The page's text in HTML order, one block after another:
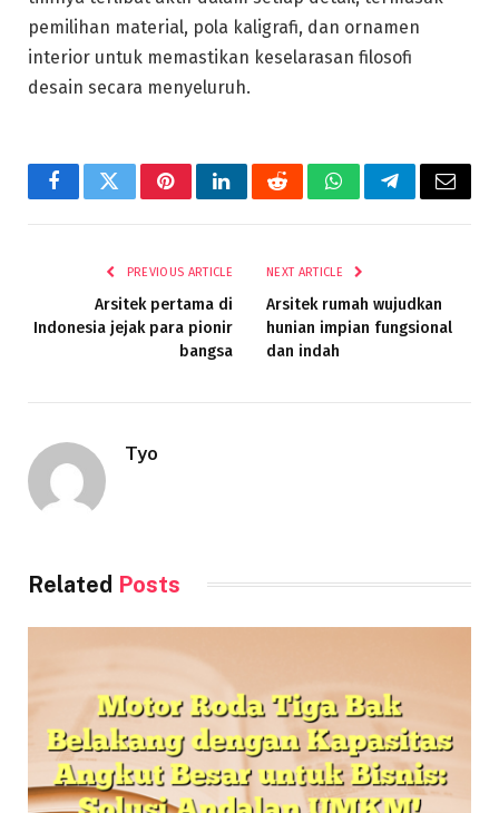
pemilihan material, pola kaligrafi, dan ornamen
interior untuk memastikan keselarasan filosofi
desain secara menyeluruh.
FacebookTwitterPinterestLinkedInRedditWhatsAppTelegramEmail
PREVIOUS ARTICLE
Arsitek pertama di
Indonesia jejak para pionir
bangsa
NEXT ARTICLE
Arsitek rumah wujudkan
hunian impian fungsional
dan indah
Tyo
Related Posts